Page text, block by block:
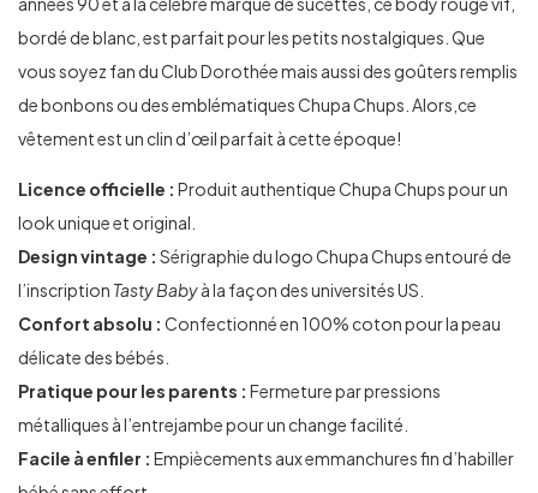
bordé de blanc, est parfait pour les petits nostalgiques. Que
vous soyez fan du Club Dorothée mais aussi des goûters remplis
de bonbons ou des emblématiques Chupa Chups. Alors,ce
vêtement est un clin d’œil parfait à cette époque!
Licence officielle : Produit authentique Chupa Chups pour un
look unique et original.
Design vintage : Sérigraphie du logo Chupa Chups entouré de
l’inscription Tasty Babyà la façon des universités US.
Confort absolu : Confectionné en 100% coton pour la peau
délicate des bébés.
Pratique pour les parents : Fermeture par pressions
métalliques à l’entrejambe pour un change facilité.
Facile à enfiler : Empiècements aux emmanchures fin d’habiller